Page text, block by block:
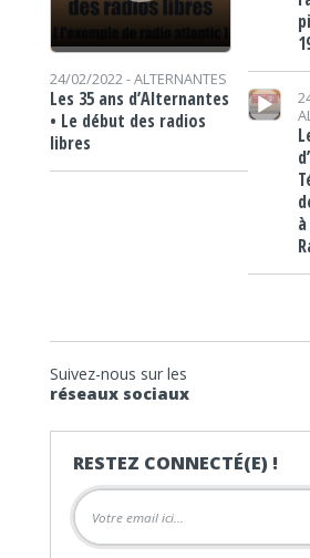
24/02/2022 -ALTERNANTES
Les 35 ans d’Alternantes
• Le début des radios
libres
Lecteur audio
Suivez-nous sur les
réseaux sociaux
RESTEZ CONNECTÉ(E) !